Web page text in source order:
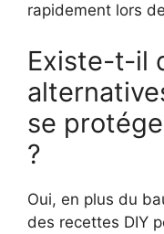
rapidement lors
Existe-t-il
se
?
Oui, en plus du
des recettes DIY